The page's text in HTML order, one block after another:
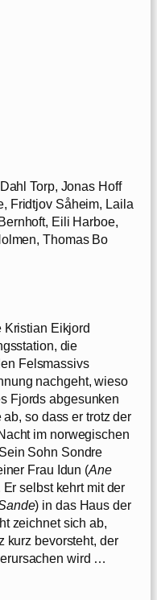
Torp, Jonas Hoff
Fridtjov Såheim, Laila
Eili Harboe,
Thomas Bo
Kristian Eikjord
die
Felsmassivs
nachgeht, wieso
Fjords abgesunken
so dass er trotz der
im norwegischen
Sohn Sondre
Frau Idun (Ane
selbst kehrt mit der
) in das Haus der
zeichnet sich ab,
kurz bevorsteht, der
wird …